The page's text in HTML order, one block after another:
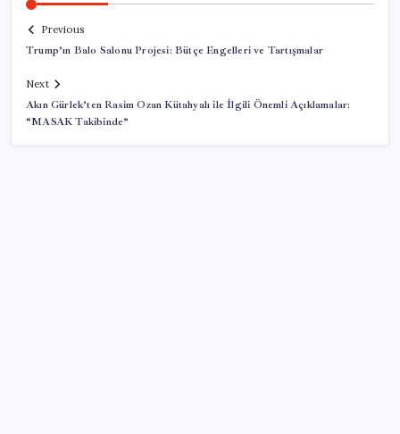
Previous
Trump’ın Balo Salonu Projesi: Bütçe Engelleri ve Tartışmalar
Next
Akın Gürlek’ten Rasim Ozan Kütahyalı ile İlgili Önemli Açıklamalar:
“MASAK Takibinde”